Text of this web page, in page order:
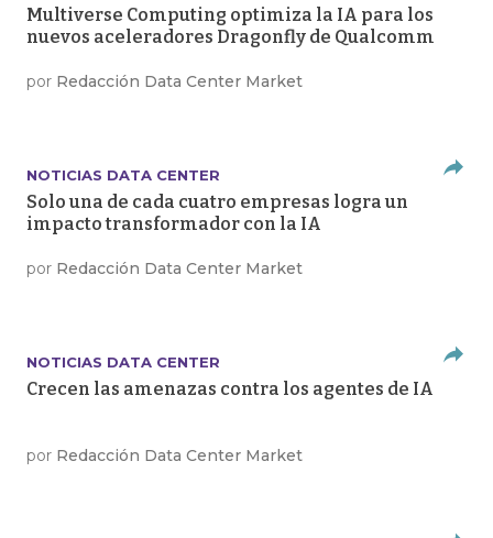
Multiverse Computing optimiza la IA para los
nuevos aceleradores Dragonfly de Qualcomm
por Redacción Data Center Market
NOTICIAS DATA CENTER
Solo una de cada cuatro empresas logra un
impacto transformador con la IA
por Redacción Data Center Market
NOTICIAS DATA CENTER
Crecen las amenazas contra los agentes de IA
por Redacción Data Center Market